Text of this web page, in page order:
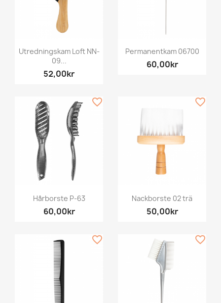
Utredningskam Loft NN-
09...
52,00kr
Permanentkam 06700
60,00kr
Hårborste P-63
60,00kr
favorite_border
Nackborste 02 trä
50,00kr
favorite_border
favorite_border favorite_border